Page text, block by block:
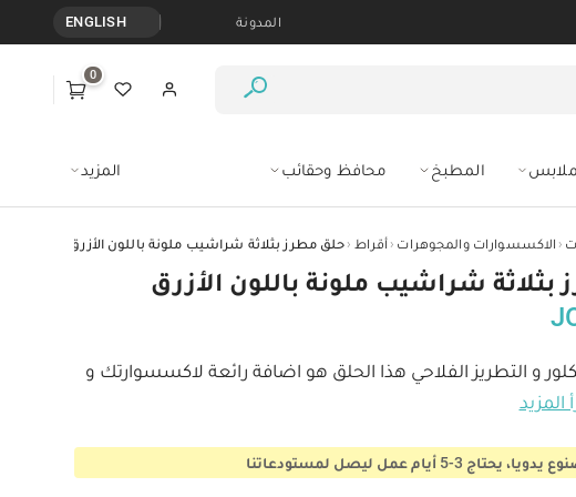
المدونة ENGLISH
0
المطبخ محافظ وحقائب المزيد
‹ الاكسسوارات والمجوهرات ‹ أقراط ‹ حلق مطرز بثلاثة شراشيب ملونة باللون الأزرق
شراشيب ملونة باللون الأزرق
و التطريز الفلاحي هذا الحلق هو اضافة رائعة لاكسسوارتك و
المزيد
3-5 أيام عمل ليصل لمستودعاتنا